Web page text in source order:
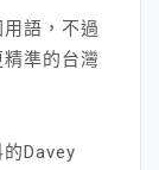
語，不過
準的台灣
Davey